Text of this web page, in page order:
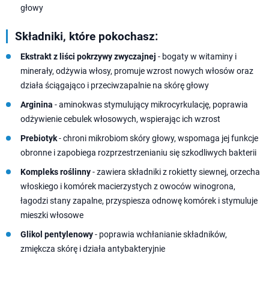
głowy
Składniki, które pokochasz:
Ekstrakt z liści pokrzywy zwyczajnej - bogaty w witaminy i
minerały, odżywia włosy, promuje wzrost nowych włosów oraz
działa ściągająco i przeciwzapalnie na skórę głowy
Arginina - aminokwas stymulujący mikrocyrkulację, poprawia
odżywienie cebulek włosowych, wspierając ich wzrost
Prebiotyk- chroni mikrobiom skóry głowy, wspomaga jej funkcje
obronne i zapobiega rozprzestrzenianiu się szkodliwych bakterii
Kompleks roślinny- zawiera składniki z rokietty siewnej, orzecha
włoskiego i komórek macierzystych z owoców winogrona,
łagodzi stany zapalne, przyspiesza odnowę komórek i stymuluje
mieszki włosowe
Glikol pentylenowy- poprawia wchłanianie składników,
zmiękcza skórę i działa antybakteryjnie